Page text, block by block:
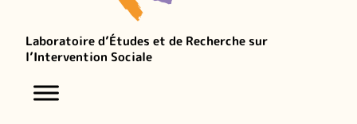
Laboratoire d’Études et de Recherche sur
l’Intervention Sociale